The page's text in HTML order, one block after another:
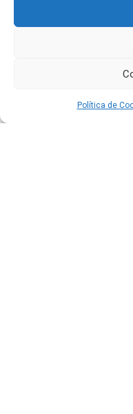
Política de
El aeropuerto de
con la ampliación de